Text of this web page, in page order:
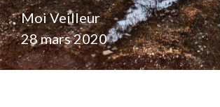
Moi Veilleur
28 mars 2020